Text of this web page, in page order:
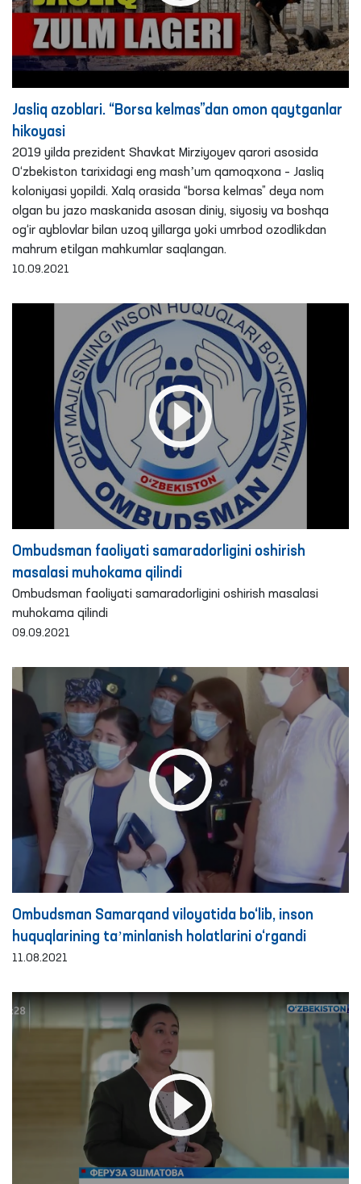
Jasliq azoblari. “Borsa kelmas”dan omon qaytganlar
hikoyasi
2019 yilda prezident Shavkat Mirziyoyev qarori asosida
O‘zbekiston tarixidagi eng mashʼum qamoqxona – Jasliq
koloniyasi yopildi. Xalq orasida “borsa kelmas” deya nom
olgan bu jazo maskanida asosan diniy, siyosiy va boshqa
og‘ir ayblovlar bilan uzoq yillarga yoki umrbod ozodlikdan
mahrum etilgan mahkumlar saqlangan.
10.09.2021
Ombudsman faoliyati samaradorligini oshirish
masalasi muhokama qilindi
Ombudsman faoliyati samaradorligini oshirish masalasi
muhokama qilindi
09.09.2021
Ombudsman Samarqand viloyatida bo‘lib, inson
huquqlarining taʼminlanish holatlarini o‘rgandi
11.08.2021